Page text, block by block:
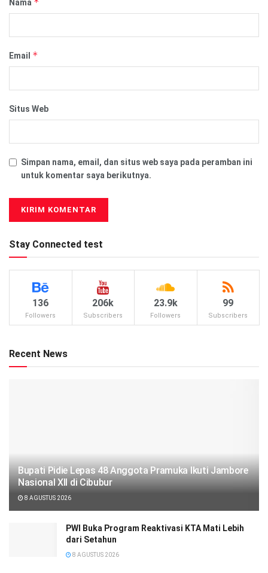
Nama
Email *
Situs Web
Simpan nama, email, dan situs web saya pada peramban ini
untuk komentar saya berikutnya.
Stay Connected test
136
Followers
206k
Subscribers
23.9k
Followers
99
Subscribers
Recent News
Bupati Pidie Lepas 48 Anggota Pramuka Ikuti Jambore
Nasional XII di Cibubur
8 AGUSTUS 2026
PWI Buka Program Reaktivasi KTA Mati Lebih
dari Setahun
8 AGUSTUS 2026